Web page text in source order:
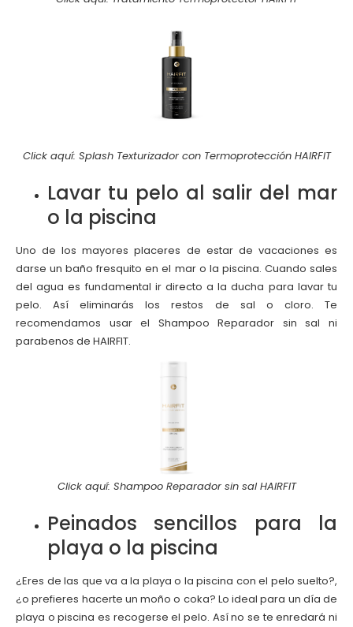
Click aquí: Splash Texturizador con Termoprotección HAIRFIT
Lavar tu pelo al salir del mar
o la piscina
Uno de los mayores placeres de estar de vacaciones es
darse un baño fresquito en el mar o la piscina. Cuando sales
del agua es fundamental ir directo a la ducha para lavar tu
pelo. Así eliminarás los restos de sal o cloro. Te
recomendamos usar el Shampoo Reparador sin sal ni
parabenos de HAIRFIT.
Click aquí: Shampoo Reparador sin sal HAIRFIT
Peinados sencillos para la
playa o la piscina
¿Eres de las que va a la playa o la piscina con el pelo suelto?,
¿o prefieres hacerte un moño o coka? Lo ideal para un día de
playa o piscina es recogerse el pelo. Así no se te enredará ni